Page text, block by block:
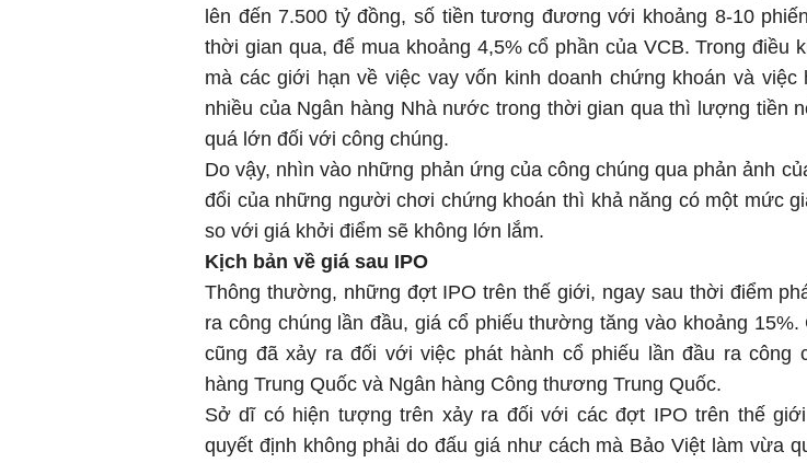
lên đến 7.500 tỷ đồng, số tiền tương đương với khoảng 8-10
thời gian qua, để mua khoảng 4,5% cổ phần của VCB. Trong điều
mà các giới hạn về việc vay vốn kinh doanh chứng khoán và việc
nhiều của Ngân hàng Nhà nước trong thời gian qua thì lượng tiền
quá lớn đối với công chúng.
Do vậy, nhìn vào những phản ứng của công chúng qua phản ảnh
đổi của những người chơi chứng khoán thì khả năng có một mức
so với giá khởi điểm sẽ không lớn lắm.
Kịch bản về giá sau IPO
Thông thường, những đợt IPO trên thế giới, ngay sau thời điểm
ra công chúng lần đầu, giá cổ phiếu thường tăng vào khoảng 15%.
cũng đã xảy ra đối với việc phát hành cổ phiếu lần đầu ra công
hàng Trung Quốc và Ngân hàng Công thương Trung Quốc.
Sở dĩ có hiện tượng trên xảy ra đối với các đợt IPO trên thế
quyết định không phải do đấu giá như cách mà Bảo Việt làm vừa